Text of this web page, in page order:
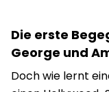
Die erste
George und
Doch wie lernt